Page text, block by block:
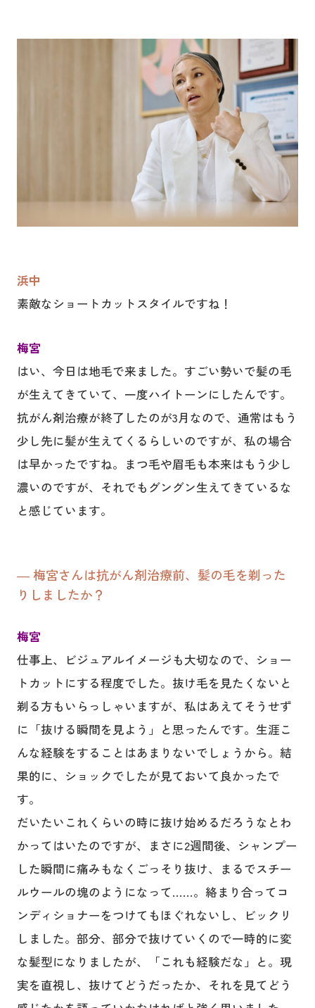
浜中
素敵なショートカットスタイルですね！
梅宮
はい、今日は地毛で来ました。すごい勢いで髪の毛
が生えてきていて、一度ハイトーンにしたんです。
抗がん剤治療が終了したのが3月なので、通常はもう
少し先に髪が生えてくるらしいのですが、私の場合
は早かったですね。まつ毛や眉毛も本来はもう少し
濃いのですが、それでもグングン生えてきているな
と感じています。
― 梅宮さんは抗がん剤治療前、髪の毛を剃った
りしましたか？
梅宮
仕事上、ビジュアルイメージも大切なので、ショー
トカットにする程度でした。抜け毛を見たくないと
剃る方もいらっしゃいますが、私はあえてそうせず
に「抜ける瞬間を見よう」と思ったんです。生涯こ
んな経験をすることはあまりないでしょうから。結
果的に、ショックでしたが見ておいて良かったで
す。
だいたいこれくらいの時に抜け始めるだろうなとわ
かってはいたのですが、まさに2週間後、シャンプー
した瞬間に痛みもなくごっそり抜け、まるでスチー
ルウールの塊のようになって……。絡まり合ってコ
ンディショナーをつけてもほぐれないし、ビックリ
しました。部分、部分で抜けていくので一時的に変
な髪型になりましたが、「これも経験だな」と。現
実を直視し、抜けてどうだったか、それを見てどう